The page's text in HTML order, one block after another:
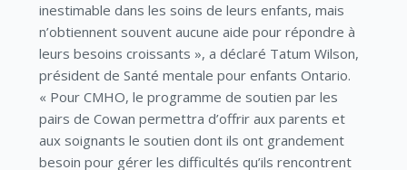
inestimable dans les soins de leurs enfants, mais
n’obtiennent souvent aucune aide pour répondre à
leurs besoins croissants », a déclaré Tatum Wilson,
président de Santé mentale pour enfants Ontario.
« Pour CMHO, le programme de soutien par les
pairs de Cowan permettra d’offrir aux parents et
aux soignants le soutien dont ils ont grandement
besoin pour gérer les difficultés qu’ils rencontrent